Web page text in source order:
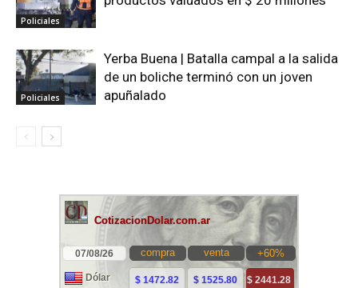
Policiales
Policiales
Yerba Buena | Batalla campal a la salida
de un boliche terminó con un joven
apuñalado